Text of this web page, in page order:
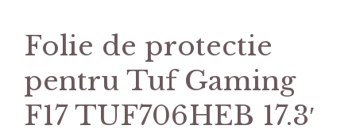
Folie de protectie
pentru Tuf Gaming
F17 TUF706HEB 17.3′